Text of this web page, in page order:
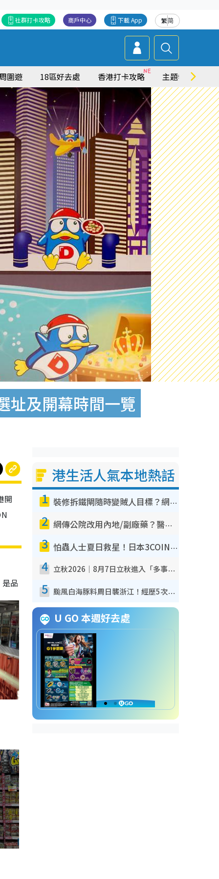
繁简
下載 App
商戶中心
社群打卡攻略
圍遊 18區好去處 香港打卡攻略 主題特集
址及開幕時間一覽
開
品
港生活人氣本地熱話
1 裝修拆鐵閘隨時變賊人目標？網民揭2大關鍵用途：裝新式等於白裝？附新舊鐵閘分別
2 網傳公院改用內地/副廠藥？醫生拆解正副廠分別 揭4類人換藥隨時出事
3 怕蟲人士夏日救星！日本3COINS爆紅驅蟲神器$45起 1招「全程免觸碰」輕鬆搞定小強
4 立秋2026｜8月7日立秋進入「多事之秋」 3件事唔做得！專家教6招開運 清枱頭／銀包納氣接好運
5 颱風白海豚料周日襲浙江！經歷5次「眼牆置換」極罕見 成登陸內地最長途颱風
U GO 本週好去處